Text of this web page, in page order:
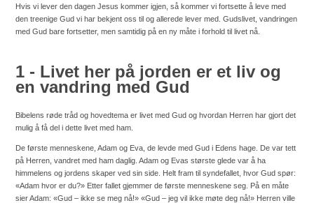
Hvis vi lever den dagen Jesus kommer igjen, så kommer vi fortsette å leve med
den treenige Gud vi har bekjent oss til og allerede lever med. Gudslivet, vandringen
med Gud bare fortsetter, men samtidig på en ny måte i forhold til livet nå.
1 - Livet her på jorden er et liv og
en vandring med Gud
Bibelens røde tråd og hovedtema er livet med Gud og hvordan Herren har gjort det
mulig å få del i dette livet med ham.
De første menneskene, Adam og Eva, de levde med Gud i Edens hage. De var tett
på Herren, vandret med ham daglig. Adam og Evas største glede var å ha
himmelens og jordens skaper ved sin side. Helt fram til syndefallet, hvor Gud spør:
«Adam hvor er du?» Etter fallet gjemmer de første menneskene seg. På en måte
sier Adam: «Gud – ikke se meg nå!» «Gud – jeg vil ikke møte deg nå!» Herren ville